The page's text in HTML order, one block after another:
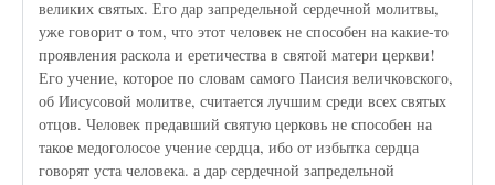
великих святых. Его дар запредельной сердечной молитвы,
уже говорит о том, что этот человек не способен на какие-то
проявления раскола и еретичества в святой матери церкви!
Его учение, которое по словам самого Паисия величковского,
об Иисусовой молитве, считается лучшим среди всех святых
отцов. Человек предавший святую церковь не способен на
такое медоголосое учение сердца, ибо от избытка сердца
говорят уста человека. а дар сердечной запредельной